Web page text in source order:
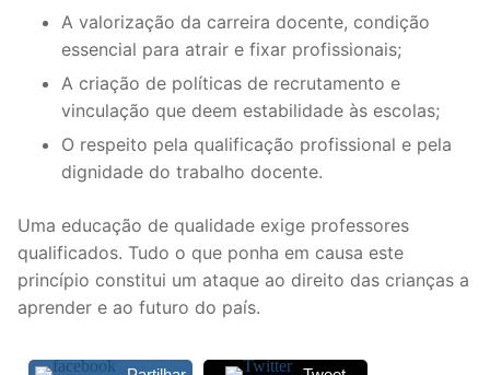
A valorização da carreira docente, condição
essencial para atrair e fixar profissionais;
A criação de políticas de recrutamento e
vinculação que deem estabilidade às escolas;
O respeito pela qualificação profissional e pela
dignidade do trabalho docente.
Uma educação de qualidade exige professores
qualificados. Tudo o que ponha em causa este
princípio constitui um ataque ao direito das crianças a
aprender e ao futuro do país.